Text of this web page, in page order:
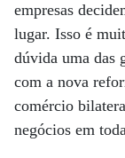
empresas
lugar. Isso é
dúvida uma das
com a nova
comércio
negócios em